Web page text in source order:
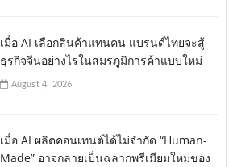
เมื่อ AI เลือกสินค้าแทนคน แบรนด์ไทยจะสู้
ธุรกิจจีนอย่างไรในสมรภูมิการค้าแบบใหม่
August 4, 2026
เมื่อ AI ผลิตคอนเทนต์ได้ไม่จำกัด “Human-
Made” อาจกลายเป็นฉลากพรีเมียมใหม่ของ